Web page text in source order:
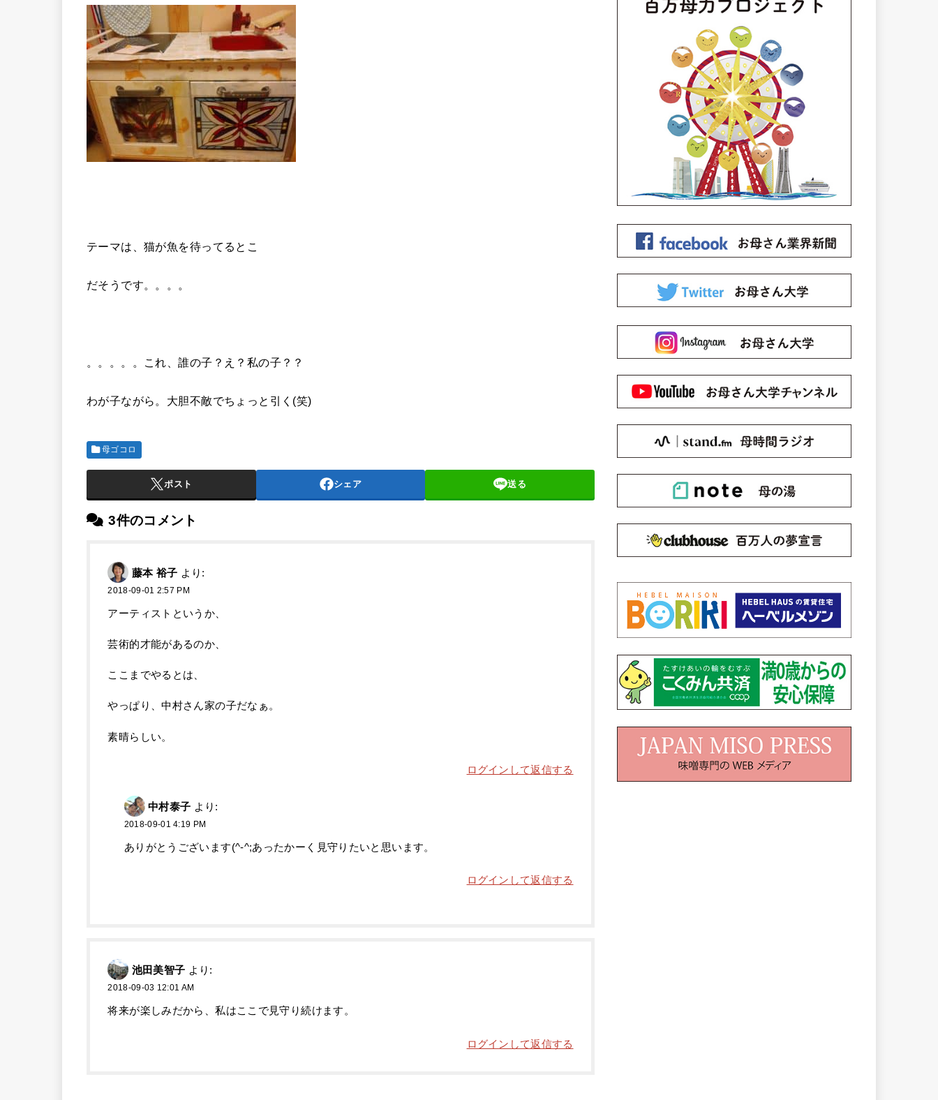
テーマは、猫が魚を待ってるとこ
だそうです。。。。
。。。。。これ、誰の子？え？私の子？？
わが子ながら。大胆不敵でちょっと引く(笑)
母ゴコロ
ポスト シェア 送る
3件のコメント
藤本 裕子 より:
2018-09-01 2:57 PM
アーティストというか、
芸術的才能があるのか、
ここまでやるとは、
やっぱり、中村さん家の子だなぁ。
素晴らしい。
ログインして返信する
中村泰子 より:
2018-09-01 4:19 PM
ありがとうございます(^-^;あったかーく見守りたいと思います。
ログインして返信する
池田美智子 より:
2018-09-03 12:01 AM
将来が楽しみだから、私はここで見守り続けます。
ログインして返信する